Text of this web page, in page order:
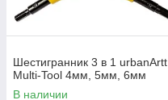
Шестигранник 3 в 1 urbanArtt
Multi-Tool 4мм, 5мм, 6мм
В наличии